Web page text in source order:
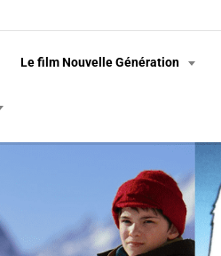
Le film Nouvelle Génération